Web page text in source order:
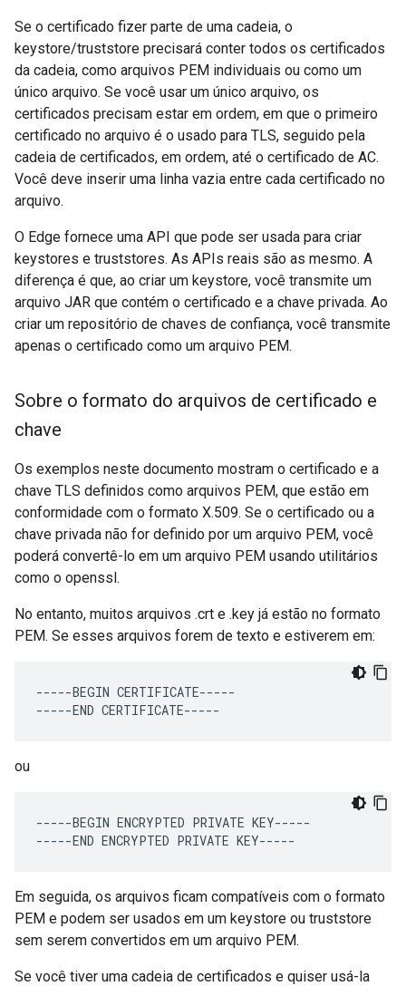
Se o certificado fizer parte de uma cadeia, o
keystore/truststore precisará conter todos os certificados
da cadeia, como arquivos PEM individuais ou como um
único arquivo. Se você usar um único arquivo, os
certificados precisam estar em ordem, em que o primeiro
certificado no arquivo é o usado para TLS, seguido pela
cadeia de certificados, em ordem, até o certificado de AC.
Você deve inserir uma linha vazia entre cada certificado no
arquivo.
O Edge fornece uma API que pode ser usada para criar
keystores e truststores. As APIs reais são as mesmo. A
diferença é que, ao criar um keystore, você transmite um
arquivo JAR que contém o certificado e a chave privada. Ao
criar um repositório de chaves de confiança, você transmite
apenas o certificado como um arquivo PEM.
Sobre o formato do arquivos de certificado e
chave
Os exemplos neste documento mostram o certificado e a
chave TLS definidos como arquivos PEM, que estão em
conformidade com o formato X.509. Se o certificado ou a
chave privada não for definido por um arquivo PEM, você
poderá convertê-lo em um arquivo PEM usando utilitários
como o openssl.
No entanto, muitos arquivos .crt e .key já estão no formato
PEM. Se esses arquivos forem de texto e estiverem em:
-----BEGIN CERTIFICATE-----
-----END CERTIFICATE-----
ou
-----BEGIN ENCRYPTED PRIVATE KEY-----
-----END ENCRYPTED PRIVATE KEY-----
Em seguida, os arquivos ficam compatíveis com o formato
PEM e podem ser usados em um keystore ou truststore
sem serem convertidos em um arquivo PEM.
Se você tiver uma cadeia de certificados e quiser usá-la